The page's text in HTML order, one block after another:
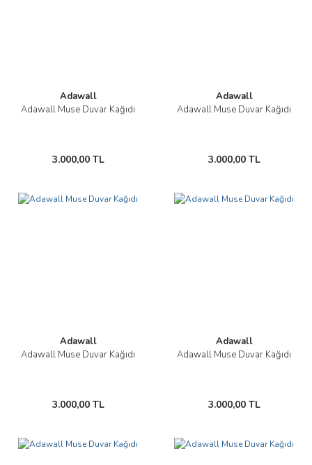
Adawall
Adawall Muse Duvar Kağıdı
3.000,00 TL
Adawall
Adawall Muse Duvar Kağıdı
3.000,00 TL
Adawall
Adawall Muse Duvar Kağıdı
3.000,00 TL
Adawall
Adawall Muse Duvar Kağıdı
3.000,00 TL